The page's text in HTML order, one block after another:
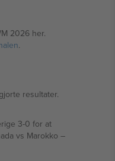
2026 her.
.
resultater.
3-0 for at
vs Marokko –